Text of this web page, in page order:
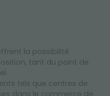
la possibilité
tant du point de
tels que centres de
dans le commerce de